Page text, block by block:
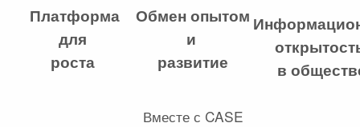
Платформа
для
роста
Обмен опытом
и
развитие
в
Вместе с CASE